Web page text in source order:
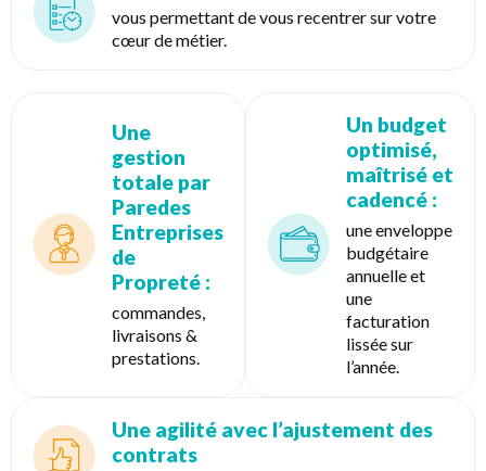
vous permettant de vous recentrer sur votre
cœur de métier.
Une
gestion
totale par
Paredes
Entreprises
de
Propreté :
commandes,
livraisons &
prestations.
Un budget
optimisé,
maîtrisé et
cadencé :
une enveloppe
budgétaire
annuelle et
une
facturation
lissée sur
l’année.
Une agilité avec l’ajustement des
contrats